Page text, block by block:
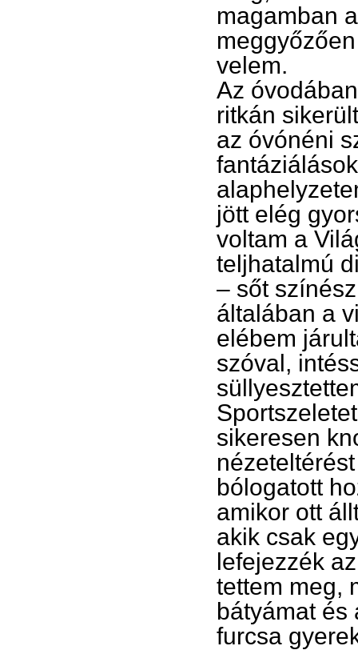
magamban
velem.
Az
ritkán
az óvónéni
jött elég
voltam a
teljhatalmú
– sőt
általában a
elébem
szóval,
sikeresen
bólogatott
amikor ott
akik csak
lefejezzék
tettem meg,
bátyámat és
furcsa